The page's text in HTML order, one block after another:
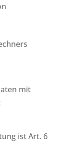
mit
ist Art. 6